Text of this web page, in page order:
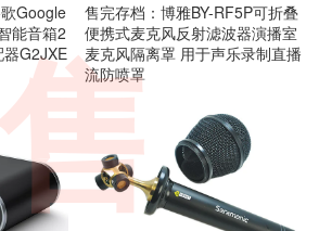
Google
能音箱2
G2JXE
售完存档：博雅BY-RF5P可折叠
便携式麦克风反射滤波器演播室
麦克风隔离罩 用于声乐录制直播
流防喷罩